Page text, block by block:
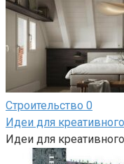
Строительство 0
Идеи для
Идеи для